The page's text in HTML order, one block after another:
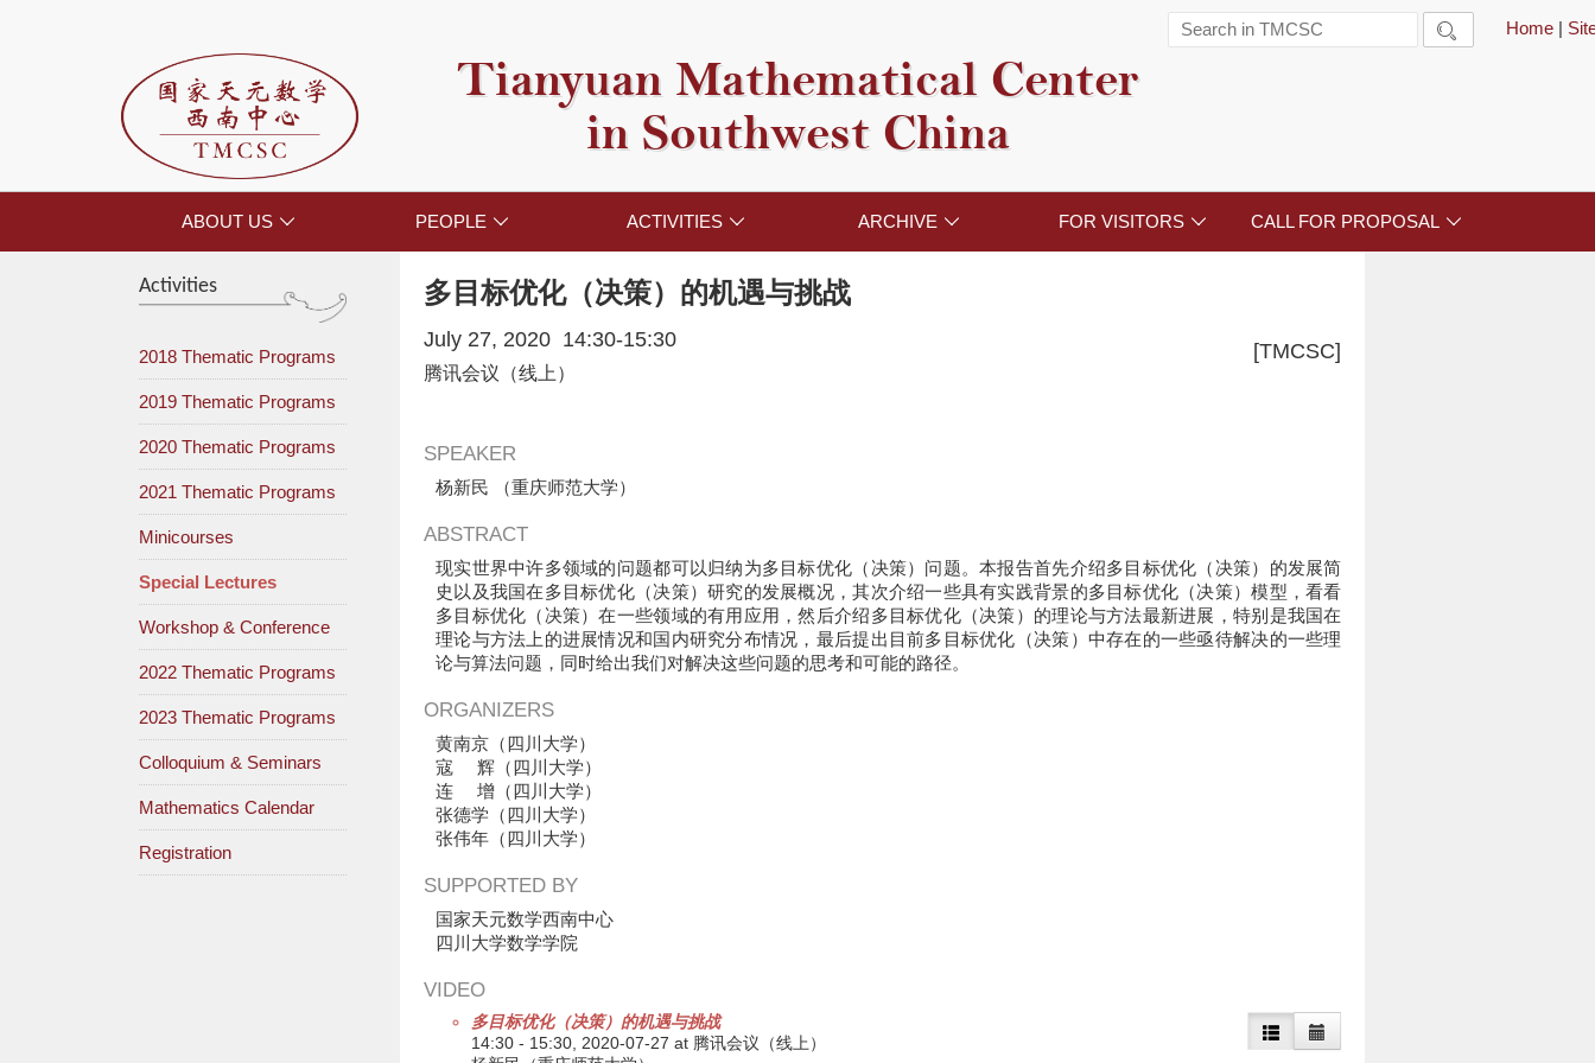
Home |

Tianyuan Mathematical Center
in Southwest China
ABOUT US  PEOPLE  ACTIVITIES  ARCHIVE  FOR VISITORS  CALL FOR PROPOSAL 
Activities
2018 Thematic Programs
2019 Thematic Programs
2020 Thematic Programs
2021 Thematic Programs
Minicourses
Special Lectures
Workshop & Conference
2022 Thematic Programs
2023 Thematic Programs
Colloquium & Seminars
Mathematics Calendar
Registration
多目标优化（决策）的机遇与挑战
[TMCSC]
July 27, 2020 14:30-15:30
腾讯会议（线上）
SPEAKER
杨新民 （重庆师范大学）
ABSTRACT
现实世界中许多领域的问题都可以归纳为多目标优化（决策）问题。本报告首先介绍多目标优化（决策）的发展简
史以及我国在多目标优化（决策）研究的发展概况，其次介绍一些具有实践背景的多目标优化（决策）模型，看看
多目标优化（决策）在一些领域的有用应用，然后介绍多目标优化（决策）的理论与方法最新进展，特别是我国在
理论与方法上的进展情况和国内研究分布情况，最后提出目前多目标优化（决策）中存在的一些亟待解决的一些理
论与算法问题，同时给出我们对解决这些问题的思考和可能的路径。
ORGANIZERS
黄南京（四川大学）
寇 辉（四川大学）
连 增（四川大学）
张德学（四川大学）
张伟年（四川大学）
SUPPORTED BY
国家天元数学西南中心
四川大学数学学院
VIDEO
多目标优化（决策）的机遇与挑战
14:30 - 15:30, 2020-07-27 at 腾讯会议（线上）